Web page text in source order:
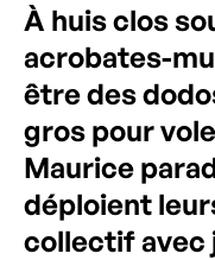
À huis clos
acrobates-
être des
gros pour
Maurice
déploient
collectif avec